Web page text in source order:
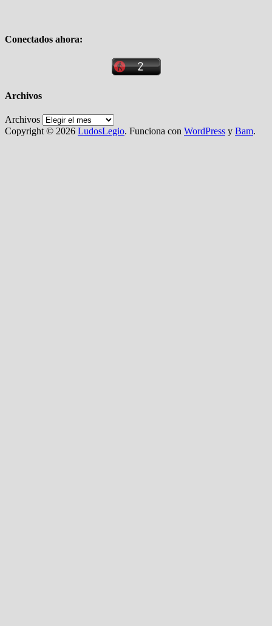
Conectados ahora:
Archivos
Archivos
Copyright © 2026 LudosLegio. Funciona con WordPress y Bam.